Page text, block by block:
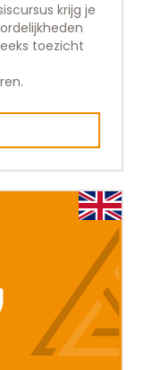
krijg je
toezicht